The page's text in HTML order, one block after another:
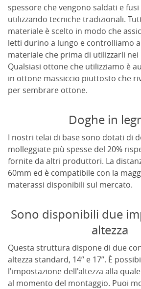
spessore che vengono saldati e
utilizzando tecniche tradizionali.
materiale è scelto in modo che
letti durino a lungo e controlliamo
materiale che prima di utilizzarli
Qualsiasi ottone che utilizziamo è
in ottone massiccio piuttosto che
per sembrare ottone.
Doghe in
I nostri telai di base sono dotati di
molleggiate più spesse del 20%
fornite da altri produttori. La
60mm ed è compatibile con la
materassi disponibili sul mercato.
Sono disponibili due
altezza
Questa struttura dispone di due
altezza standard, 14’’ e 17’’. È
l'impostazione dell'altezza alla
al momento del montaggio. Puoi